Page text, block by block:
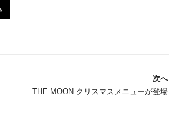
次へ
THE MOON クリスマスメニューが登場